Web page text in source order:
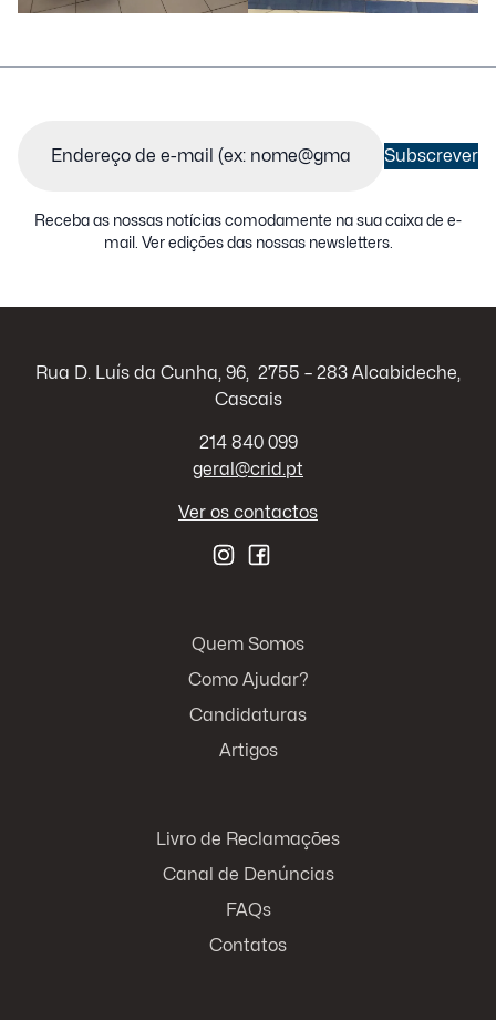
Subscrever
Receba as nossas notícias comodamente na sua caixa de e-
mail. Ver edições das nossas newsletters.
Rua D. Luís da Cunha, 96, 2755 – 283 Alcabideche,
Cascais
214 840 099
geral@crid.pt
Ver os contactos
Quem Somos
Como Ajudar?
Candidaturas
Artigos
Livro de Reclamações
Canal de Denúncias
FAQs
Contatos